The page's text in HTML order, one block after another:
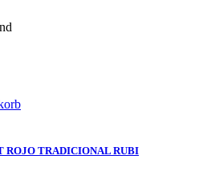
ROJO TRADICIONAL RUBI